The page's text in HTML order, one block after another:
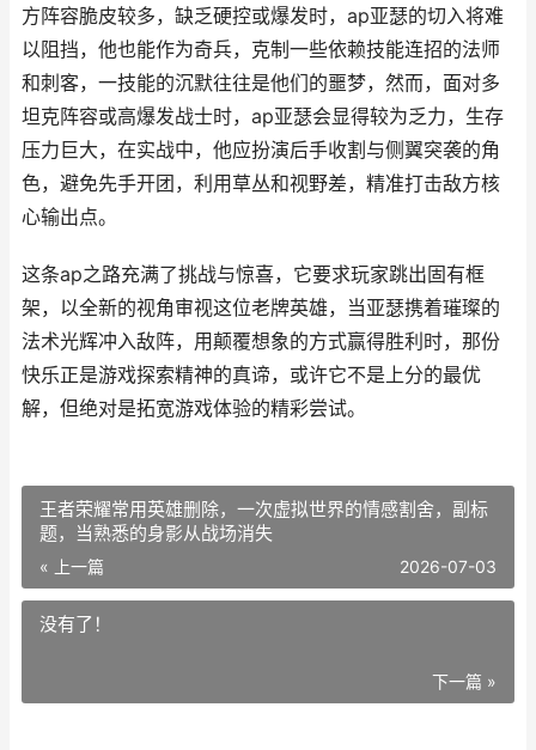
方阵容脆皮较多，缺乏硬控或爆发时，ap亚瑟的切入将难
以阻挡，他也能作为奇兵，克制一些依赖技能连招的法师
和刺客，一技能的沉默往往是他们的噩梦，然而，面对多
坦克阵容或高爆发战士时，ap亚瑟会显得较为乏力，生存
压力巨大，在实战中，他应扮演后手收割与侧翼突袭的角
色，避免先手开团，利用草丛和视野差，精准打击敌方核
心输出点。
这条ap之路充满了挑战与惊喜，它要求玩家跳出固有框
架，以全新的视角审视这位老牌英雄，当亚瑟携着璀璨的
法术光辉冲入敌阵，用颠覆想象的方式赢得胜利时，那份
快乐正是游戏探索精神的真谛，或许它不是上分的最优
解，但绝对是拓宽游戏体验的精彩尝试。
王者荣耀常用英雄删除，一次虚拟世界的情感割舍，副标
题，当熟悉的身影从战场消失
« 上一篇 2026-07-03
没有了！
下一篇 »